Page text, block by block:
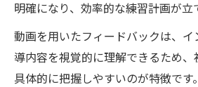
明確になり、効率的な練習計画が立
動画を用いたフィードバックは、
導内容を視覚的に理解できるため
具体的に把握しやすいのが特徴です